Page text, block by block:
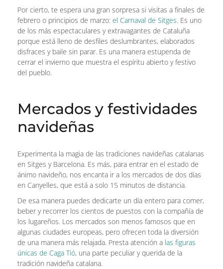
Por cierto, te espera una gran sorpresa si visitas a finales de
febrero o principios de marzo: el Carnaval de Sitges. Es uno
de los más espectaculares y extravagantes de Cataluña
porque está lleno de desfiles deslumbrantes, elaborados
disfraces y baile sin parar. Es una manera estupenda de
cerrar el invierno que muestra el espíritu abierto y festivo
del pueblo.
Mercados y festividades
navideñas
Experimenta la magia de las tradiciones navideñas catalanas
en Sitges y Barcelona. Es más, para entrar en el estado de
ánimo navideño, nos encanta ir a los mercados de dos días
en Canyelles, que está a solo 15 minutos de distancia.
De esa manera puedes dedicarte un día entero para comer,
beber y recorrer los cientos de puestos con la compañía de
los lugareños. Los mercados son menos famosos que en
algunas ciudades europeas, pero ofrecen toda la diversión
de una manera más relajada. Presta atención a las figuras
únicas de Caga Tió, una parte peculiar y querida de la
tradición navideña catalana.